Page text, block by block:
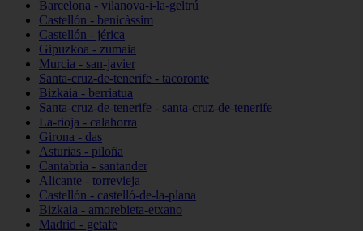
Barcelona - vilanova-i-la-geltrú
Castellón - benicàssim
Castellón - jérica
Gipuzkoa - zumaia
Murcia - san-javier
Santa-cruz-de-tenerife - tacoronte
Bizkaia - berriatua
Santa-cruz-de-tenerife - santa-cruz-de-tenerife
La-rioja - calahorra
Girona - das
Asturias - piloña
Cantabria - santander
Alicante - torrevieja
Castellón - castelló-de-la-plana
Bizkaia - amorebieta-etxano
Madrid - getafe